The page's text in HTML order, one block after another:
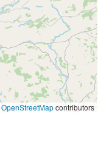
OpenStreetMapcontributors